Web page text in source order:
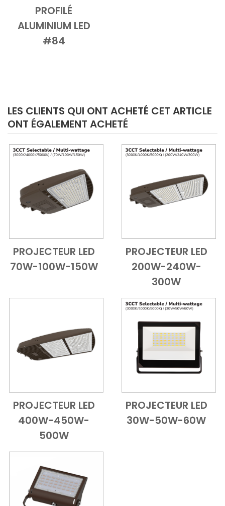
Add to CartVue d'ensemble
PROFILÉ
ALUMINIUM LED
#84
LES CLIENTS QUI ONT ACHETÉ CET ARTICLE
ONT ÉGALEMENT ACHETÉ
Add to Cart
Vue d'ensemble
PROJECTEUR LED
70W-100W-150W
Add to Cart
Vue
PROJECTEUR LED
200W-240W-
300W
Add to Cart
Vue d'ensemble
PROJECTEUR LED
400W-450W-
500W
Add to Cart
Vue
PROJECTEUR LED
30W-50W-60W